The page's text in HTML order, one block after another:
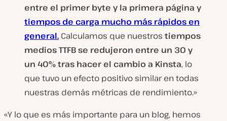
entre el primer byte y la primera página y
tiempos de carga mucho más rápidos en
general. Calculamos que nuestros tiempos
medios TTFB se redujeron entre un 30 y
un 40% tras hacer el cambio a Kinsta, lo
que tuvo un efecto positivo similar en todas
nuestras demás métricas de rendimiento.»
«Y lo que es más importante para un blog, hemos